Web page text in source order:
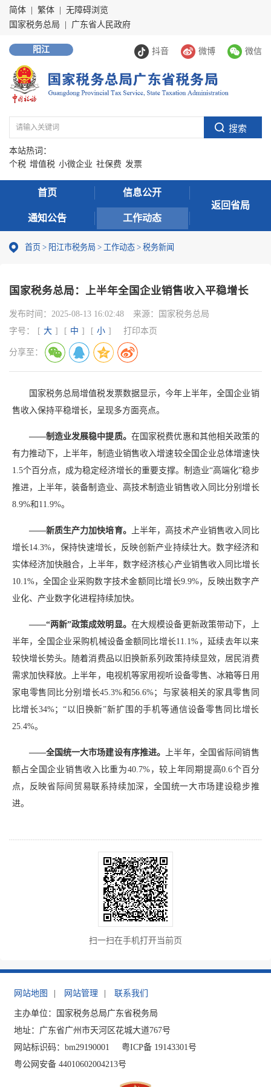
简体 繁体
无障碍浏览
国家税务总局
广东省人民政府
抖音 微博 微信
阳江
本站热词：
个税 增值税 小微企业 社保费 发票
首页 信息公开
通知公告 工作动态
返回省局
首页 > 阳江市税务局 > 工作动态 > 税务新闻
国家税务总局：上半年全国企业销售收入平稳增长
发布时间： 2025-08-13 16:02:48 来源：
国家税务总局
字号：
[ 大 ] [ 中 ] [ 小 ] 打印本页
分享至：
国家税务总局增值税发票数据显示，今年上半年，全国企业销
售收入保持平稳增长，呈现多方面亮点。
——制造业发展稳中提质。 在国家税费优惠和其他相关政策的
有力推动下，上半年，制造业销售收入增速较全国企业总体增速快
1.5个百分点，成为稳定经济增长的重要支撑。制造业“高端化”稳步
推进，上半年，装备制造业、高技术制造业销售收入同比分别增长
8.9%和11.9%。
——新质生产力加快培育。
上半年，高技术产业销售收入同比
增长14.3%，保持快速增长，反映创新产业持续壮大。数字经济和
实体经济加快融合，上半年，数字经济核心产业销售收入同比增长
10.1%，全国企业采购数字技术金额同比增长9.9%，反映出数字产
业化、产业数字化进程持续加快。
——“两新”政策成效明显。 在大规模设备更新政策带动下，上
半年，全国企业采购机械设备金额同比增长11.1%，延续去年以来
较快增长势头。随着消费品以旧换新系列政策持续显效，居民消费
需求加快释放。上半年，电视机等家用视听设备零售、冰箱等日用
家电零售同比分别增长45.3%和56.6%；与家装相关的家具零售同
比增长34%；“以旧换新”新扩围的手机等通信设备零售同比增长
25.4%。
——全国统一大市场建设有序推进。
上半年，全国省际间销售
额占全国企业销售收入比重为40.7%，较上年同期提高0.6个百分
点，反映省际间贸易联系持续加深，全国统一大市场建设稳步推
进。
扫一扫在手机打开当前页
网站地图 网站管理 联系我们
主办单位：国家税务总局广东省税务局
地址：广东省广州市天河区花城大道767号
网站标识码：bm29190001
粤ICP备 19143301号
粤公网安备 44010602004213号